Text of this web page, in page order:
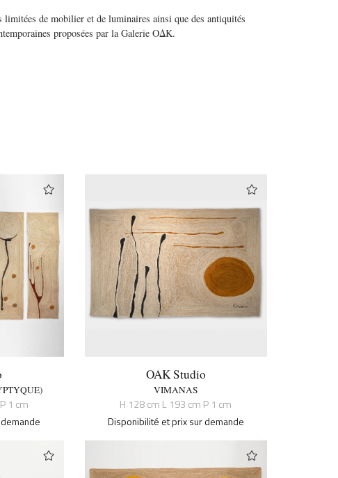
de mobilier et de luminaires ainsi que des antiquités
proposées par la Galerie OΔK.
1 cm
OAK Studio
VIMANAS
H 128 cm L 193 cm P 1 cm
Disponibilité et prix sur demande